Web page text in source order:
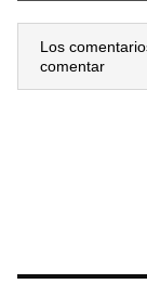
Los
comentar